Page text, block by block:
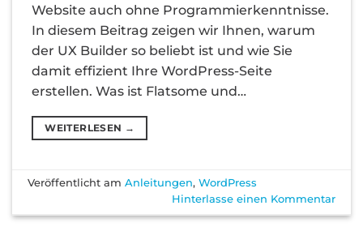
Website auch ohne Programmierkenntnisse.
In diesem Beitrag zeigen wir Ihnen, warum
der UX Builder so beliebt ist und wie Sie
damit effizient Ihre WordPress-Seite
erstellen. Was ist Flatsome und…
WEITERLESEN →
Veröffentlicht amAnleitungen,WordPress
Hinterlasse einen Kommentar